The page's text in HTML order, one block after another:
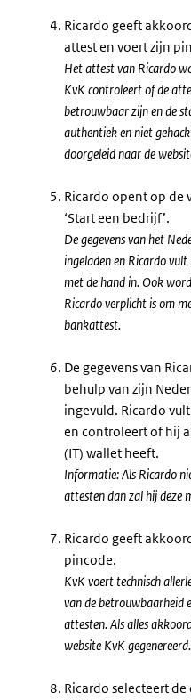
Ricardo geeft
attest en voert zijn
Het attest van Ricardo
KvK controleert of de
betrouwbaar zijn en de
authentiek en niet
doorgeleid naar de
Ricardo opent op de
‘Start een bedrijf’.
De gegevens van het
ingeladen en Ricardo
met de hand in. Ook
Ricardo verplicht is om
bankattest.
De gegevens van
behulp van zijn
ingevuld. Ricardo
en controleert of hij
(IT) wallet heeft.
Informatie: Als Ricardo
attesten dan zal hij deze
Ricardo geeft
pincode.
KvK voert technisch
van de betrouwbaarheid
attesten. Als alles
website KvK gegenereerd.
Ricardo selecteert